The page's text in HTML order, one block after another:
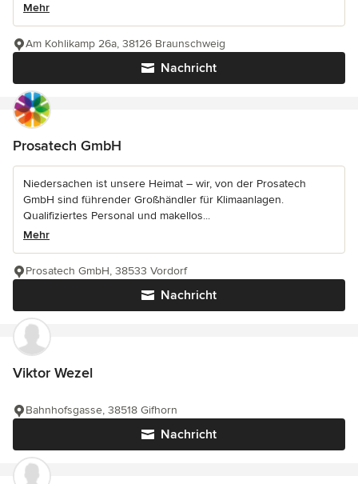
Mehr
Nachricht
Am Kohlikamp 26a, 38126 Braunschweig
Prosatech GmbH
Niedersachen ist unsere Heimat – wir, von der Prosatech
GmbH sind führender Großhändler für Klimaanlagen.
Qualifiziertes Personal und makellos...
Mehr
Nachricht
Prosatech GmbH, 38533 Vordorf
Viktor Wezel
Nachricht
Bahnhofsgasse, 38518 Gifhorn